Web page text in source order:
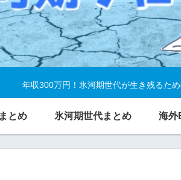
年収300万円！氷河期世代が生き残るた
とめ 氷河期世代まとめ 海外